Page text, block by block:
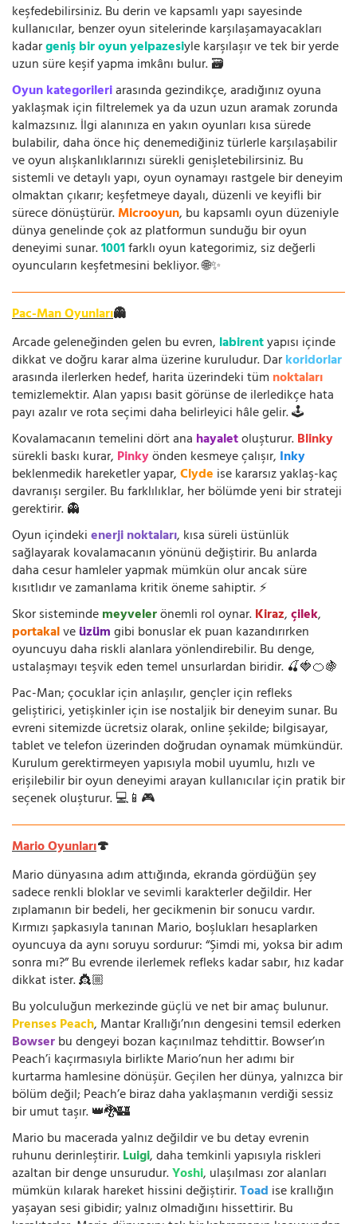
keşfedebilirsiniz. Bu derin ve kapsamlı yapı sayesinde
kullanıcılar, benzer oyun sitelerinde karşılaşamayacakları
kadargeniş bir oyun yelpazesiyle karşılaşır ve tek bir yerde
uzun süre keşif yapma imkânı bulur. 🗃️
Oyun kategorileriarasında gezindikçe, aradığınız oyuna
yaklaşmak için filtrelemek ya da uzun uzun aramak zorunda
kalmazsınız. İlgi alanınıza en yakın oyunları kısa sürede
bulabilir, daha önce hiç denemediğiniz türlerle karşılaşabilir
ve oyun alışkanlıklarınızı sürekli genişletebilirsiniz. Bu
sistemli ve detaylı yapı, oyun oynamayı rastgele bir deneyim
olmaktan çıkarır; keşfetmeye dayalı, düzenli ve keyifli bir
sürece dönüştürür.Microoyun, bu kapsamlı oyun düzeniyle
dünya genelinde çok az platformun sunduğu bir oyun
deneyimi sunar.1001farklı oyun kategorimiz, siz değerli
oyuncuların keşfetmesini bekliyor. 🌐✨
Pac-Man Oyunları👻
Arcade geleneğinden gelen bu evren, labirentyapısı içinde
dikkat ve doğru karar alma üzerine kuruludur. Darkoridorlar
arasında ilerlerken hedef, harita üzerindeki tüm noktaları
temizlemektir. Alan yapısı basit görünse de ilerledikçe hata
payı azalır ve rota seçimi daha belirleyici hâle gelir. 🕹️
Kovalamacanın temelini dört ana hayaletoluşturur.Blinky
sürekli baskı kurar, Pinkyönden kesmeye çalışır, Inky
beklenmedik hareketler yapar,Clyde ise kararsız yaklaş-kaç
davranışı sergiler. Bu farklılıklar, her bölümde yeni bir strateji
gerektirir. 👻
Oyun içindekienerji noktaları, kısa süreli üstünlük
sağlayarak kovalamacanın yönünü değiştirir. Bu anlarda
daha cesur hamleler yapmak mümkün olur ancak süre
kısıtlıdır ve zamanlama kritik öneme sahiptir. ⚡
Skor sistemindemeyvelerönemli rol oynar.Kiraz,çilek,
portakalveüzümgibi bonuslar ek puan kazandırırken
oyuncuyu daha riskli alanlara yönlendirebilir. Bu denge,
ustalaşmayı teşvik eden temel unsurlardan biridir. 🍒🍓🍊🍇
Pac-Man; çocuklar için anlaşılır, gençler için refleks
geliştirici, yetişkinler için ise nostaljik bir deneyim sunar. Bu
evreni sitemizde ücretsiz olarak, online şekilde; bilgisayar,
tablet ve telefon üzerinden doğrudan oynamak mümkündür.
Kurulum gerektirmeyen yapısıyla mobil uyumlu, hızlı ve
erişilebilir bir oyun deneyimi arayan kullanıcılar için pratik bir
seçenek oluşturur. 💻📱🎮
Mario Oyunları🍄
Mario dünyasına adım attığında, ekranda gördüğün şey
sadece renkli bloklar ve sevimli karakterler değildir. Her
zıplamanın bir bedeli, her gecikmenin bir sonucu vardır.
Kırmızı şapkasıyla tanınan Mario, boşlukları hesaplarken
oyuncuya da aynı soruyu sordurur: “Şimdi mi, yoksa bir adım
sonra mı?” Bu evrende ilerlemek refleks kadar sabır, hız kadar
dikkat ister. 👸🏼
Bu yolculuğun merkezinde güçlü ve net bir amaç bulunur.
Prenses Peach, Mantar Krallığı’nın dengesini temsil ederken
Bowserbu dengeyi bozan kaçınılmaz tehdittir. Bowser’ın
Peach’i kaçırmasıyla birlikte Mario’nun her adımı bir
kurtarma hamlesine dönüşür. Geçilen her dünya, yalnızca bir
bölüm değil; Peach’e biraz daha yaklaşmanın verdiği sessiz
bir umut taşır. 👑🐉🏰
Mario bu macerada yalnız değildir ve bu detay evrenin
ruhunu derinleştirir.Luigi, daha temkinli yapısıyla riskleri
azaltan bir denge unsurudur.Yoshi, ulaşılması zor alanları
mümkün kılarak hareket hissini değiştirir.Toad ise krallığın
yaşayan sesi gibidir; yalnız olmadığını hissettirir. Bu